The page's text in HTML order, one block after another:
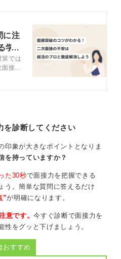
どの事業に関わりたいです
に対する理解度を問う具体
て企業研究をおこなうこと
ュースリリースなどを確認
業の方向性がどう合致する
ションを整えることも大切
全の体調で臨むことを心掛
に注
学
策では
接の
まし
を診断してください
印象が大きなポイントとなりま
を持っていますか？
た30秒で面接力を把握できる
う。簡単な質問に答えるだけ
”が明確になります。
意です。今すぐ診断で面接力を
性をグッと下げましょう。
おすすめ